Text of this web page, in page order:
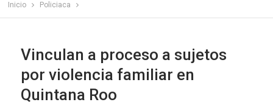
Inicio Policiaca
Vinculan a proceso a sujetos
por violencia familiar en
Quintana Roo